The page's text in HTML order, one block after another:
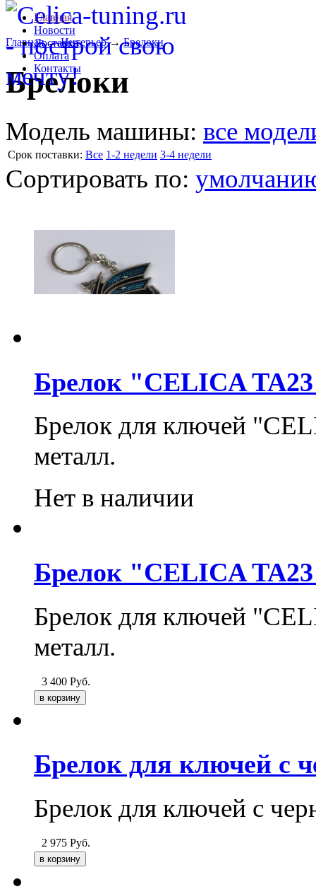
Главная
Новости
Доставка
Оплата
Контакты
Главная→Интерьер→Брелоки
Брелоки
Модель машины: все
Cрок поставки: Все 1-2 недели 3-4 недели
Сортировать по:
Брелок "CELICA
Брелок для ключей
металл.
Нет в наличии
Брелок "CELICA
Брелок для ключей
металл.
3 400 Руб.
Брелок для ключей с
Брелок для ключей с
2 975 Руб.